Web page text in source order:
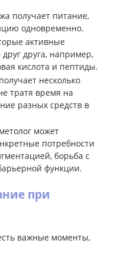
получает питание,
одновременно.
активные
друга, например,
кислота и пептиды.
несколько
тратя время на
разных средств в
может
потребности
борьба с
функции.
при
важные моменты,